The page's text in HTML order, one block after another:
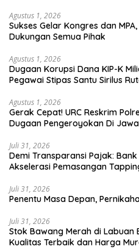
Agustus 1, 2026
Sukses Gelar Kongres dan
Dukungan Semua Pihak
Agustus 1, 2026
Dugaan Korupsi Dana KIP-K
Pegawai Stipas Santu Sirilus
Agustus 1, 2026
Gerak Cepat! URC Reskrim
Dugaan Pengeroyokan Di
Juli 31, 2026
​Demi Transparansi Pajak:
Akselerasi Pemasangan
Juli 31, 2026
Penentu Masa Depan,
Juli 31, 2026
Stok Bawang Merah di Labuan
Kualitas Terbaik dan Harga